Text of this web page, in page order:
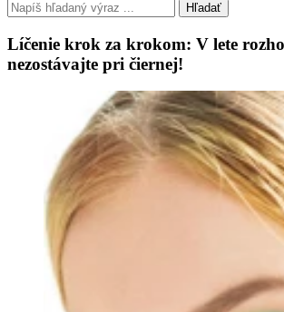
Hľadať
Líčenie krok za krokom: V lete
nezostávajte pri čiernej!